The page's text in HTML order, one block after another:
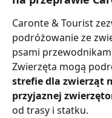
Caronte & Tourist
podróżowanie ze
psami
Zwierzęta mogą
strefie dla zwierząt
przyjaznej
od trasy i statku.